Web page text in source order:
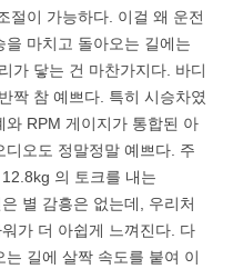
절이 가능하다. 이걸 왜 운전
마치고 돌아오는 길에는
가 닿는 건 마찬가지다. 바디
짝 참 예쁘다. 특히 시승차였
RPM 게이지가 통합된 아
오도 정말정말 예쁘다. 주
의 토크를 내는
별 감흥은 없는데, 우리처
가 더 아쉽게 느껴진다. 다
길에 살짝 속도를 붙여 이